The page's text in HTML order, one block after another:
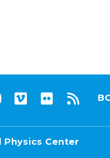
Physics Center